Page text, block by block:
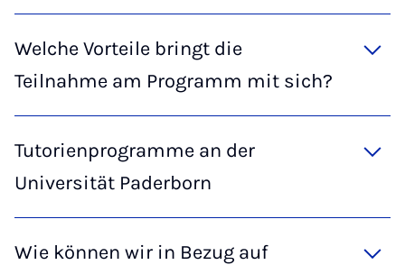
Welche Vorteile bringt die
Teilnahme am Programm mit sich?
Tutorienprogramme an der
Universität Paderborn
Wie können wir in Bezug auf